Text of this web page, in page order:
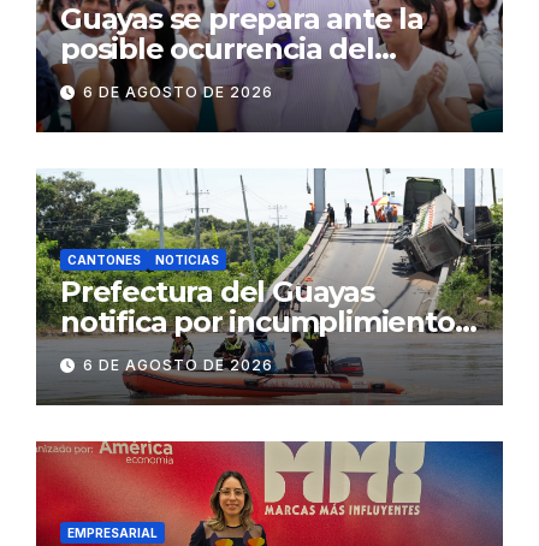
Guayas se prepara ante la
posible ocurrencia del
fenómeno de El Niño:
Gobierno Nacional capacita a
2.500 jóvenes
6 DE AGOSTO DE 2026
CANTONES NOTICIAS
Prefectura del Guayas
notifica por incumplimiento
contractual a la
Concesionaria CONORTE y
exige celeridad en
desmontaje del puente
Gonzalo Icaza Cornejo, en
Daule
6 DE AGOSTO DE 2026
EMPRESARIAL